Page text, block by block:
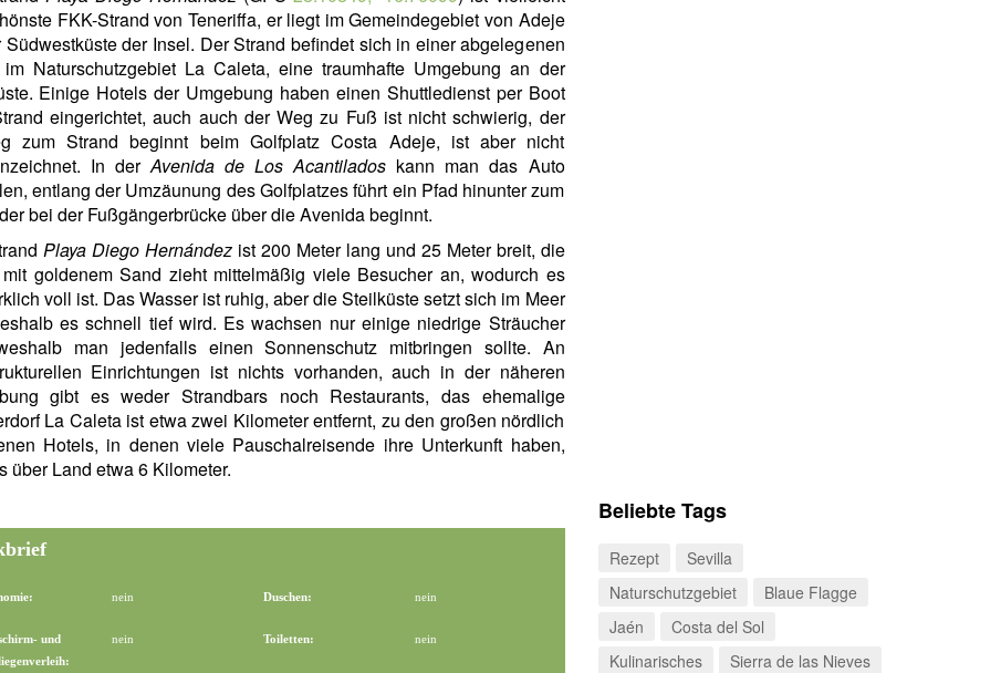
FKK-Strand von Teneriffa, er liegt im Gemeindegebiet von Adeje
Südwestküste der Insel. Der Strand befindet sich in einer abgelegenen
im Naturschutzgebiet La Caleta, eine traumhafte Umgebung an der
Einige Hotels der Umgebung haben einen Shuttledienst per Boot
eingerichtet, auch auch der Weg zu Fuß ist nicht schwierig, der
zum Strand beginnt beim Golfplatz Costa Adeje, ist aber nicht
In derAvenida de Los Acantilados kann man das Auto
entlang der Umzäunung des Golfplatzes führt ein Pfad hinunter zum
bei der Fußgängerbrücke über die Avenida beginnt.
Playa Diego Hernándezist 200 Meter lang und 25 Meter breit, die
goldenem Sand zieht mittelmäßig viele Besucher an, wodurch es
voll ist. Das Wasser ist ruhig, aber die Steilküste setzt sich im Meer
es schnell tief wird. Es wachsen nur einige niedrige Sträucher
man jedenfalls einen Sonnenschutz mitbringen sollte. An
Einrichtungen ist nichts vorhanden, auch in der näheren
gibt es weder Strandbars noch Restaurants, das ehemalige
La Caleta ist etwa zwei Kilometer entfernt, zu den großen nördlich
Hotels, in denen viele Pauschalreisende ihre Unterkunft haben,
über Land etwa 6 Kilometer.
nein Duschen: nein
und
nein Toiletten: nein
Beliebte Tags
Rezept
Sevilla
Naturschutzgebiet
Blaue Flagge
Jaén
Costa del Sol
Kulinarisches
Sierra de las Nieves